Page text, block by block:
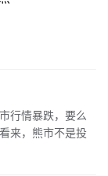
行情暴跌，要么
来，熊市不是投
么办呢?相关内容